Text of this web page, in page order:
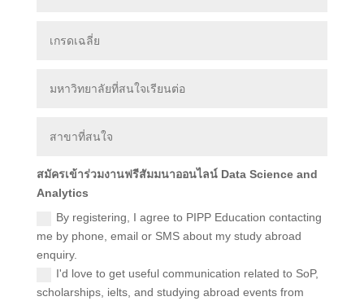
สมัครเข้าร่วมงานฟรีสัมมนาออนไลน์ Data Science and
Analytics
By registering, I agree to PIPP Education contacting
me by phone, email or SMS about my study abroad
enquiry.
I'd love to get useful communication related to SoP,
scholarships, ielts, and studying abroad events from